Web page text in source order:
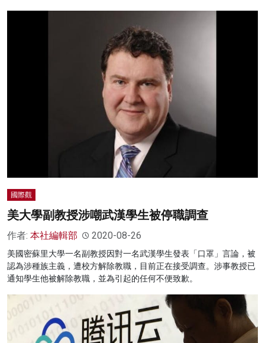
國際觀
美大學副教授涉嘲武漢學生被停職調查
作者: 本社編輯部 2020-08-26
美國密蘇里大學一名副教授因對一名武漢學生發表「口罩」言論，被
認為涉種族主義，遭校方解除教職，目前正在接受調查。涉事教授已
通知學生他被解除教職，並為引起的任何不便致歉。